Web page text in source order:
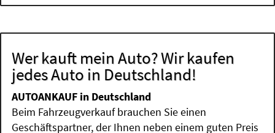
Wer kauft mein Auto? Wir kaufen
jedes Auto in Deutschland!
AUTOANKAUF in Deutschland
Beim Fahrzeugverkauf brauchen Sie einen
Geschäftspartner, der Ihnen neben einem guten Preis